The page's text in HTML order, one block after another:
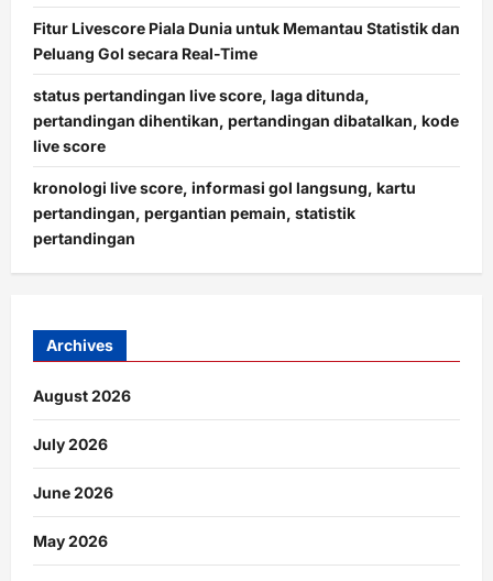
Fitur Livescore Piala Dunia untuk Memantau Statistik dan
Peluang Gol secara Real-Time
status pertandingan live score, laga ditunda,
pertandingan dihentikan, pertandingan dibatalkan, kode
live score
kronologi live score, informasi gol langsung, kartu
pertandingan, pergantian pemain, statistik
pertandingan
Archives
August 2026
July 2026
June 2026
May 2026